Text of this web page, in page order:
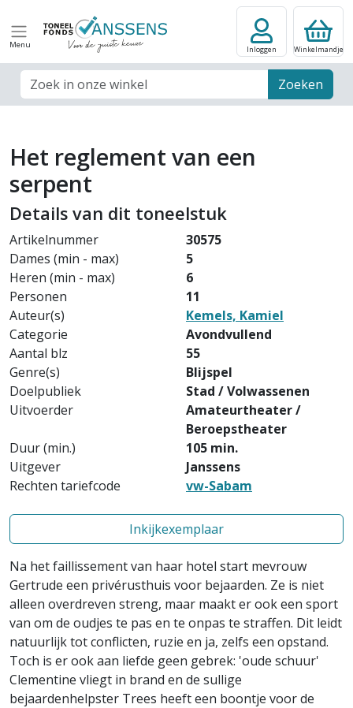
Menu
Zoek veld Zoeken
Inloggen Winkelmandje
Het reglement van een
serpent
Details van dit toneelstuk
Artikelnummer
30575
Dames (min - max)
5
Heren (min - max)
6
Personen
11
Auteur(s)
Kemels, Kamiel
Categorie
Avondvullend
Aantal blz
55
Genre(s)
Blijspel
Doelpubliek
Stad / Volwassenen
Uitvoerder
Amateurtheater /
Beroepstheater
Duur (min.)
105 min.
Uitgever
Janssens
Rechten tariefcode
vw-Sabam
Inkijkexemplaar
Na het faillissement van haar hotel start mevrouw
Gertrude een privérusthuis voor bejaarden. Ze is niet
alleen overdreven streng, maar maakt er ook een sport
van om de oudjes te pas en te onpas te straffen. Dit leidt
natuurlijk tot conflicten, ruzie en ja, zelfs een opstand.
Toch is er ook aan liefde geen gebrek: 'oude schuur'
Clementine vliegt in brand en de sullige
bejaardenhelpster Trees heeft een boontje voor de